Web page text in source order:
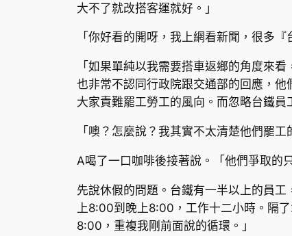
大不了就改搭客運就好。」
「你好看的開呀，我上網看新聞，很多
「如果單純以我需要搭車返鄉的角度來
也非常不認同行政院跟交通部的回應，
大家責難罷工勞工的風向。而忽略台鐵
「噢？怎麼說？我其實不太清楚他們罷
A喝了一口咖啡後接著說。「他們爭取的
先說休假的問題。台鐵有一半以上的員
上8:00到晚上8:00，工作十二小時。隔
8:00，重複我剛前面說的循環。」